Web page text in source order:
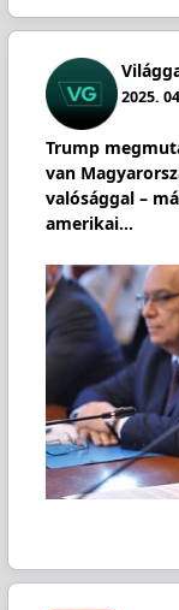
2025.
Trump
van
valósággal –
amerikai…